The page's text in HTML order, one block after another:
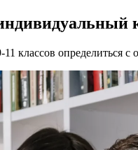
11 классов